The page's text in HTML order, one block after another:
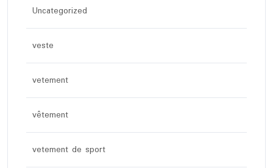
Uncategorized
veste
vetement
vêtement
vetement de sport